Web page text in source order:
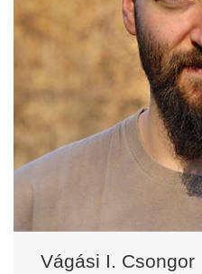
Vágási I. Csongor